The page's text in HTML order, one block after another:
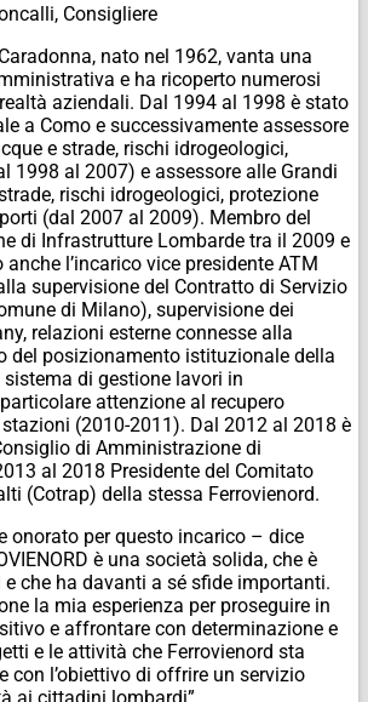
Consigliere
nato nel 1962, vanta una
e ha ricoperto numerosi
aziendali. Dal 1994 al 1998 è stato
a Como e successivamente assessore
e strade, rischi idrogeologici,
1998 al 2007) e assessore alle Grandi
rischi idrogeologici, protezione
(dal 2007 al 2009). Membro del
di Infrastrutture Lombarde tra il 2009 e
l’incarico vice presidente ATM
supervisione del Contratto di Servizio
di Milano), supervisione dei
relazioni esterne connesse alla
del posizionamento istituzionale della
di gestione lavori in
attenzione al recupero
(2010-2011). Dal 2012 al 2018 è
di Amministrazione di
al 2018 Presidente del Comitato
(Cotrap) della stessa Ferrovienord.
onorato per questo incarico – dice
è una società solida, che è
che ha davanti a sé sfide importanti.
la mia esperienza per proseguire in
e affrontare con determinazione e
e le attività che Ferrovienord sta
con l’obiettivo di offrire un servizio
ai cittadini lombardi”.